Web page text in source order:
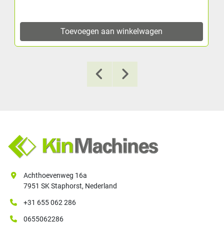
Toevoegen aan winkelwagen
Achthoevenweg 16a
7951 SK Staphorst, Nederland
+31 655 062 286
0655062286